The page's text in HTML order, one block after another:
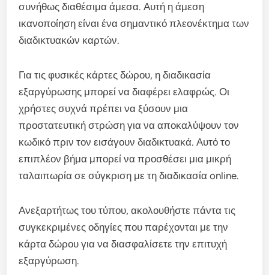
συνήθως διαθέσιμα άμεσα. Αυτή η άμεση
ικανοποίηση είναι ένα σημαντικό πλεονέκτημα των
διαδικτυακών καρτών.
Για τις φυσικές κάρτες δώρου, η διαδικασία
εξαργύρωσης μπορεί να διαφέρει ελαφρώς. Οι
χρήστες συχνά πρέπει να ξύσουν μια
προστατευτική στρώση για να αποκαλύψουν τον
κωδικό πριν τον εισάγουν διαδικτυακά. Αυτό το
επιπλέον βήμα μπορεί να προσθέσει μια μικρή
ταλαιπωρία σε σύγκριση με τη διαδικασία online.
Ανεξαρτήτως του τύπου, ακολουθήστε πάντα τις
συγκεκριμένες οδηγίες που παρέχονται με την
κάρτα δώρου για να διασφαλίσετε την επιτυχή
εξαργύρωση.